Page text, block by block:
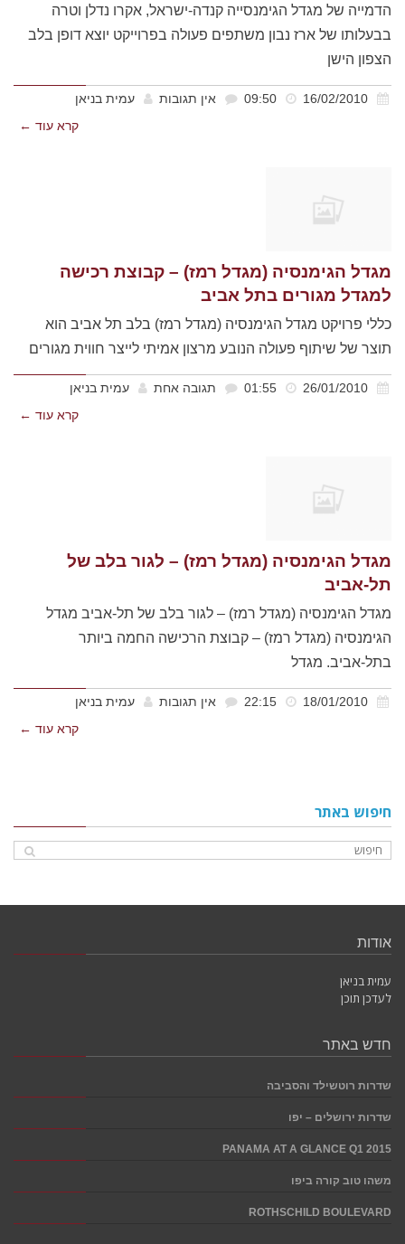
הדמייה של מגדל הגימנסייה קנדה-ישראל, אקרו נדלן וטרה
בבעלותו של ארז נבון משתפים פעולה בפרוייקט יוצא דופן בלב
הצפון הישן
אין תגובות
עמית בניאן
קרא עוד ←
מגדל הגימנסיה (מגדל רמז) – קבוצת רכישה
למגדל מגורים בתל אביב
כללי פרויקט מגדל הגימנסיה (מגדל רמז) בלב תל אביב הוא
תוצר של שיתוף פעולה הנובע מרצון אמיתי לייצר חווית מגורים
תגובה אחת
עמית בניאן
קרא עוד ←
מגדל הגימנסיה (מגדל רמז) – לגור בלב של
תל-אביב
מגדל הגימנסיה (מגדל רמז) – לגור בלב של תל-אביב מגדל
הגימנסיה (מגדל רמז) – קבוצת הרכישה החמה ביותר
בתל-אביב. מגדל
אין תגובות
עמית בניאן
קרא עוד ←
חיפוש באתר
אודות
עמית בניאן
לעדכן תוכן
חדש באתר
שדרות רוטשילד והסביבה
שדרות ירושלים – יפו
PANAMA AT A GLANCE Q1 2015
משהו טוב קורה ביפו
ROTHSCHILD BOULEVARD